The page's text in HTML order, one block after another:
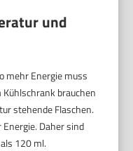
und
mehr Energie muss
brauchen
stehende Flaschen.
Daher sind
120 ml.